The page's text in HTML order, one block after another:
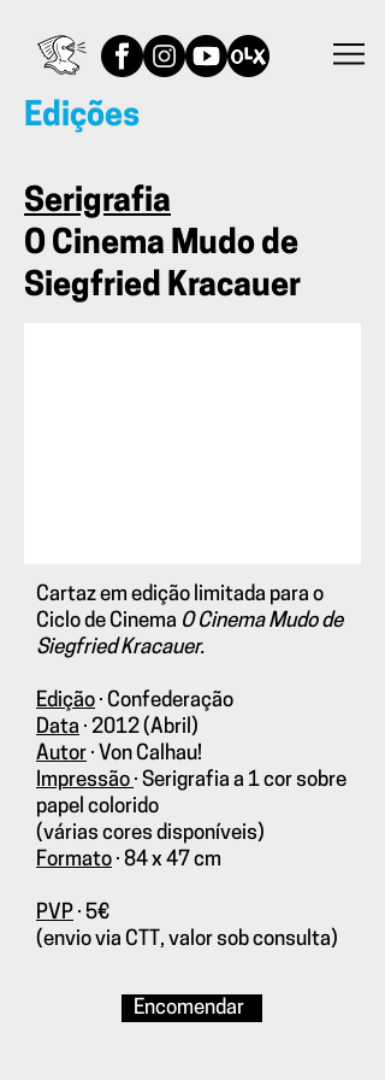
Edições
Serigrafia
O Cinema Mudo de
Siegfried Kracauer
Cartaz em edição limitada para o
Ciclo de Cinema O Cinema Mudo de
Siegfried Kracauer.
Edição · Confederação
Data · 2012 (Abril)
Autor · Von Calhau!
Impressão · Serigrafia a 1 cor sobre
papel colorido
(várias cores disponíveis)
Formato · 84 x 47 cm
PVP · 5€
(envio via CTT, valor sob consulta)
Encomendar